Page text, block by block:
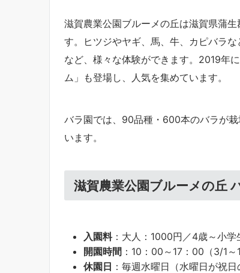
滋賀農業公園ブルーメの丘は滋賀県蒲
す。ヒツジやヤギ、馬、牛、カピバラ
など、様々な体験ができます。2019年
ム」も登場し、人気を集めています。
バラ園では、90品種・600本のバラが
います。
滋賀農業公園ブルーメの丘
入園料：大人：1000円／4歳～小
開園時間 ：10：00～17：00（3/1
休園日 ：毎週水曜日（水曜日が祝